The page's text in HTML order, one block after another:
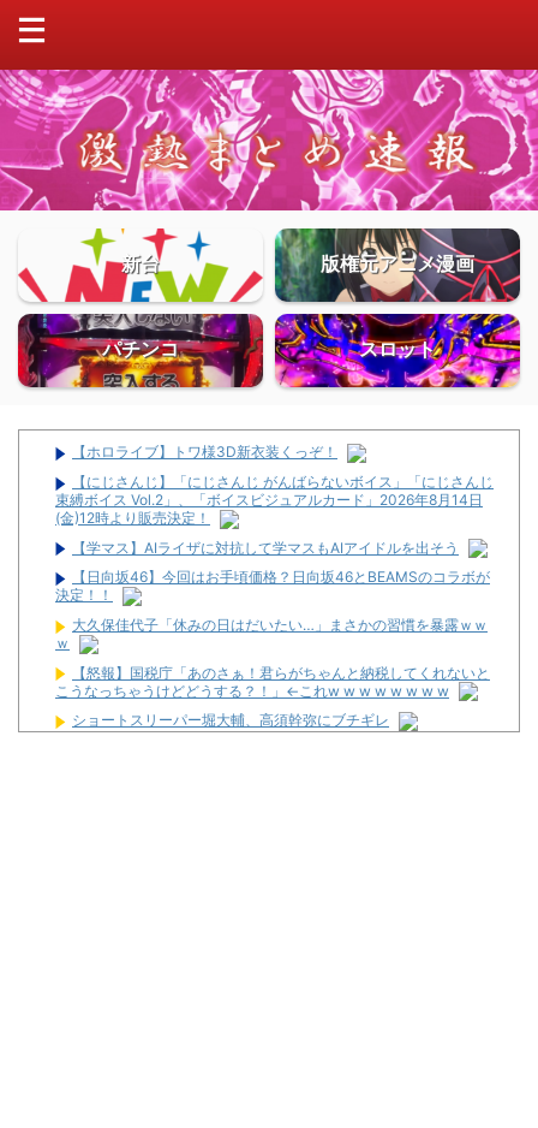
新台 版権元アニメ漫画
パチンコ スロット
【ホロライブ】トワ様3D新衣装くっぞ！
【にじさんじ】「にじさんじ がんばらないボイス」「にじさんじ
束縛ボイス Vol.2」、「ボイスビジュアルカード」2026年8月14日
(金)12時より販売決定！
【学マス】AIライザに対抗して学マスもAIアイドルを出そう
【日向坂46】今回はお手頃価格？日向坂46とBEAMSのコラボが
決定！！
大久保佳代子「休みの日はだいたい…」まさかの習慣を暴露ｗｗ
ｗ
【怒報】国税庁「あのさぁ！君らがちゃんと納税してくれないと
こうなっちゃうけどどうする？！」←これw w w w w w w w
ショートスリーパー堀大輔、高須幹弥にブチギレ